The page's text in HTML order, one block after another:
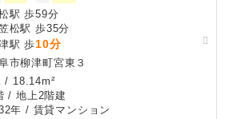
駅 歩59分
松駅 歩35分
駅 歩10分
市柳津町宮東３
/ 18.14m²
/ 地上2階建
年 / 賃貸マンション